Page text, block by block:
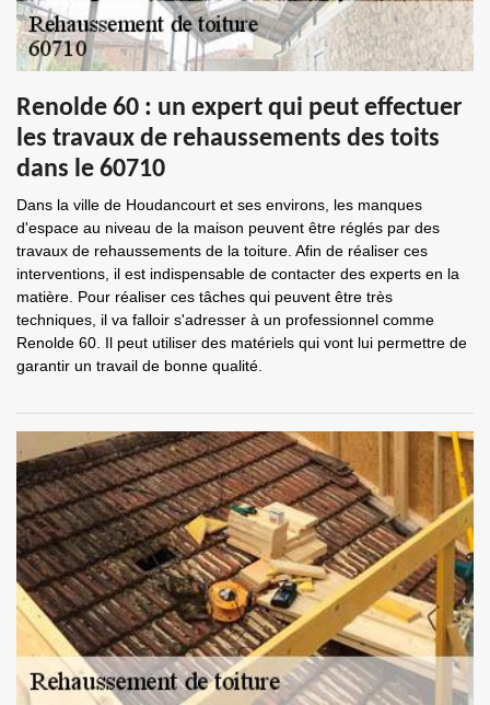
Renolde 60 : un expert qui peut effectuer
les travaux de rehaussements des toits
dans le 60710
Dans la ville de Houdancourt et ses environs, les manques
d'espace au niveau de la maison peuvent être réglés par des
travaux de rehaussements de la toiture. Afin de réaliser ces
interventions, il est indispensable de contacter des experts en la
matière. Pour réaliser ces tâches qui peuvent être très
techniques, il va falloir s'adresser à un professionnel comme
Renolde 60. Il peut utiliser des matériels qui vont lui permettre de
garantir un travail de bonne qualité.